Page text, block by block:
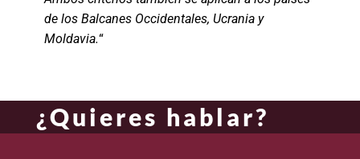
de los Balcanes Occidentales, Ucrania y
Moldavia.“
¿Quieres hablar?